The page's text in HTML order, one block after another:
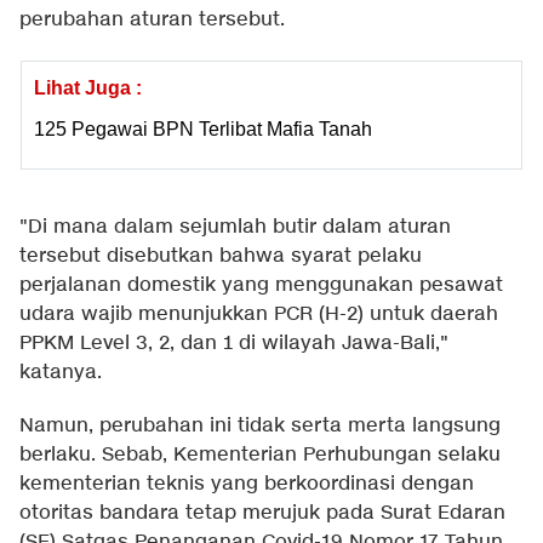
perubahan aturan tersebut.
Lihat Juga :
125 Pegawai BPN Terlibat Mafia Tanah
"Di mana dalam sejumlah butir dalam aturan
tersebut disebutkan bahwa syarat pelaku
perjalanan domestik yang menggunakan pesawat
udara wajib menunjukkan PCR (H-2) untuk daerah
PPKM Level 3, 2, dan 1 di wilayah Jawa-Bali,"
katanya.
Namun, perubahan ini tidak serta merta langsung
berlaku. Sebab, Kementerian Perhubungan selaku
kementerian teknis yang berkoordinasi dengan
otoritas bandara tetap merujuk pada Surat Edaran